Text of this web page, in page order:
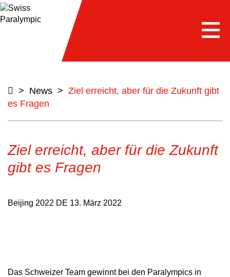
> News > Ziel erreicht, aber für die Zukunft gibt
es Fragen
Ziel erreicht, aber für die Zukunft
gibt es Fragen
Beijing 2022 DE 13. März 2022
Das Schweizer Team gewinnt bei den Paralympics in